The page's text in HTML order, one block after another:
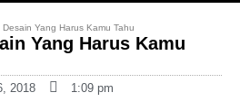
Desain Yang Harus Kamu Tahu
Yang Harus Kamu
2018
1:09 pm